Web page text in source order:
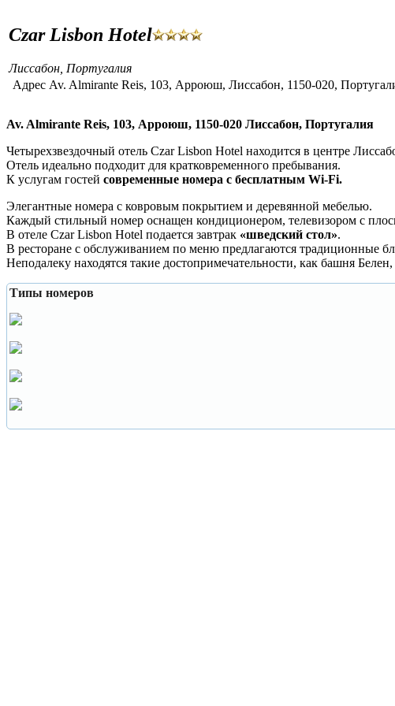
Czar Lisbon Hotel
Лиссабон Португалия
Адрес Av. Almirante Reis, 103, Арроюш, Лиссабон, 1150-020,
Av. Almirante Reis, 103, Арроюш, 1150-020 Лиссабон, Португалия
Четырехзвездочный отель Czar Lisbon Hotel находится в центре
Отель идеально подходит для кратковременного пребывания.
К услугам гостей современные номера с бесплатным Wi-Fi.
Элегантные номера с ковровым покрытием и деревянной мебелью.
Каждый стильный номер оснащен кондиционером, телевизором с
В отеле Czar Lisbon Hotel подается завтрак «шведский стол».
В ресторане с обслуживанием по меню предлагаются традиционные
Неподалеку находятся такие достопримечательности, как башня
Типы номеров